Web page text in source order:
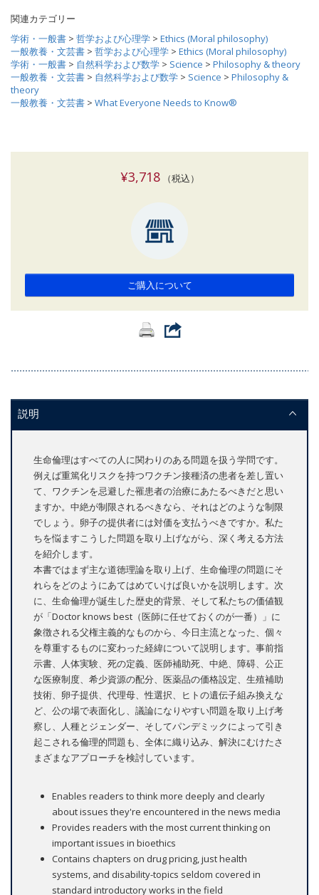
関連カテゴリー
学術・一般書 > 哲学および心理学 > Ethics (Moral philosophy)
一般教養・文芸書 > 哲学および心理学 > Ethics (Moral philosophy)
学術・一般書 > 自然科学および数学 > Science > Philosophy & theory
一般教養・文芸書 > 自然科学および数学 > Science > Philosophy &
theory
一般教養・文芸書 > What Everyone Needs to Know®
¥3,718（税込）
ご購入について
説明
生命倫理はすべての人に関わりのある問題を扱う学問です。
例えば重篤化リスクを持つワクチン接種済の患者を差し置い
て、ワクチンを忌避した罹患者の治療にあたるべきだと思い
ますか。中絶が制限されるべきなら、それはどのような制限
でしょう。卵子の提供者には対価を支払うべきですか。私た
ちを悩ますこうした問題を取り上げながら、深く考える方法
を紹介します。
本書ではまず主な道徳理論を取り上げ、生命倫理の問題にそ
れらをどのようにあてはめていけば良いかを説明します。次
に、生命倫理が誕生した歴史的背景、そして私たちの価値観
が「Doctor knows best（医師に任せておくのが一番）」に
象徴される父権主義的なものから、今日主流となった、個々
を尊重するものに変わった経緯について説明します。事前指
示書、人体実験、死の定義、医師補助死、中絶、障碍、公正
な医療制度、希少資源の配分、医薬品の価格設定、生殖補助
技術、卵子提供、代理母、性選択、ヒトの遺伝子組み換えな
ど、公の場で表面化し、議論になりやすい問題を取り上げ考
察し、人種とジェンダー、そしてパンデミックによって引き
起こされる倫理的問題も、全体に織り込み、解決にむけたさ
まざまなアプローチを検討しています。
Enables readers to think more deeply and clearly
about issues they're encountered in the news media
Provides readers with the most current thinking on
important issues in bioethics
Contains chapters on drug pricing, just health
systems, and disability-topics seldom covered in
standard introductory works in the field